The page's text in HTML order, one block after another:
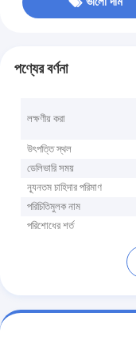
পণ্যের বর্ণনা
লক্ষণীয় করা
উৎপত্তি স্থল
ডেলিভারি সময়
ন্যূনতম চাহিদার পরিমাণ
পরিচিতিমুলক নাম
পরিশোধের শর্ত